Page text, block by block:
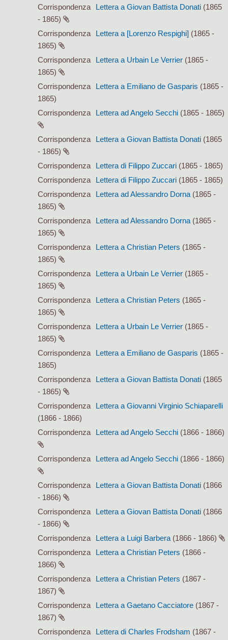
Corrispondenza
Lettera a Giovan Battista Donati (1865
- 1865)
Corrispondenza
Lettera a [Lorenzo Respighi] (1865 -
1865)
Corrispondenza
Lettera a Urbain Le Verrier (1865 -
1865)
Corrispondenza
Lettera a Emiliano de Gasparis (1865 -
1865)
Corrispondenza
Lettera ad Angelo Secchi (1865 - 1865)
Corrispondenza Lettera a Giovan Battista Donati (1865
- 1865)
Corrispondenza
Lettera di Filippo Zuccari (1865 - 1865)
Corrispondenza
Lettera di Filippo Zuccari (1865 - 1865)
Corrispondenza
Lettera ad Alessandro Dorna (1865 -
1865)
Corrispondenza
Lettera ad Alessandro Dorna (1865 -
1865)
Corrispondenza
Lettera a Christian Peters (1865 -
1865)
Corrispondenza
Lettera a Urbain Le Verrier (1865 -
1865)
Corrispondenza
Lettera a Christian Peters (1865 -
1865)
Corrispondenza
Lettera a Urbain Le Verrier (1865 -
1865)
Corrispondenza
Lettera a Emiliano de Gasparis (1865 -
1865)
Corrispondenza
Lettera a Giovan Battista Donati (1865
- 1865)
Corrispondenza
Lettera a Giovanni Virginio Schiaparelli
(1866 - 1866)
Corrispondenza
Lettera ad Angelo Secchi (1866 - 1866)
Corrispondenza Lettera ad Angelo Secchi (1866 - 1866)
Corrispondenza Lettera a Giovan Battista Donati (1866
- 1866)
Corrispondenza
Lettera a Giovan Battista Donati (1866
- 1866)
Corrispondenza
Lettera a Luigi Barbera (1866 - 1866)
Corrispondenza
Lettera a Christian Peters (1866 -
1866)
Corrispondenza
Lettera a Christian Peters (1867 -
1867)
Corrispondenza
Lettera a Gaetano Cacciatore (1867 -
1867)
Corrispondenza
Lettera di Charles Frodsham (1867 -